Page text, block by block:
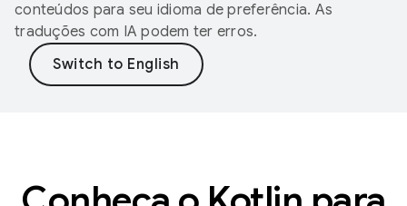
conteúdos para seu idioma de preferência. As
traduções com IA podem ter erros.